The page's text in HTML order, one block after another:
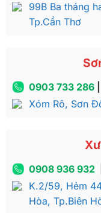
99B Ba tháng
Tp.Cần Thơ
0903 733 286|
Xóm Rô, Sơn
0908 936 932
K.2/59, Hẻm
Hòa, Tp.Biên